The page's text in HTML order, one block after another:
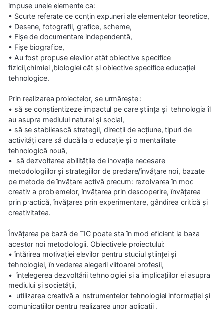
impuse unele elemente ca:
• Scurte referate ce conţin expuneri ale elementelor teoretice,
• Desene, fotografii, grafice, scheme,
• Fişe de documentare independentă,
• Fişe biografice,
• Au fost propuse elevilor atât obiective specifice
fizicii,chimiei ,biologiei cât şi obiective specifice educaţiei
tehnologice.
Prin realizarea proiectelor, se urmărește :
• să se conştientizeze impactul pe care ştiinţa şi tehnologia îl
au asupra mediului natural şi social,
• să se stabilească strategii, direcţii de acţiune, tipuri de
activităţi care să ducă la o educaţie şi o mentalitate
tehnologică nouă,
• să dezvoltarea abilităţile de inovaţie necesare
metodologiilor şi strategiilor de predare/învăţare noi, bazate
pe metode de învăţare activă precum: rezolvarea în mod
creativ a problemelor, învăţarea prin descoperire, învăţarea
prin practică, învăţarea prin experimentare, gândirea critică şi
creativitatea.
Învăţarea pe bază de TIC poate sta în mod eficient la baza
acestor noi metodologii. Obiectivele proiectului:
• întărirea motivaţiei elevilor pentru studiul ştiinţei şi
tehnologiei, în vederea alegerii viitoarei profesii,
• înţelegerea dezvoltării tehnologiei şi a implicaţiilor ei asupra
mediului şi societăţii,
• utilizarea creativă a instrumentelor tehnologiei informaţiei şi
comunicaţiilor pentru realizarea unor aplicaţii ,